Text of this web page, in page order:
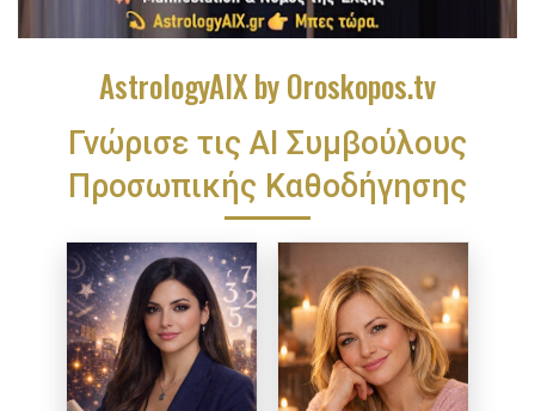
AstrologyAIX by Oroskopos.tv
Γνώρισε τις ΑΙ Συμβούλους
Προσωπικής Καθοδήγησης